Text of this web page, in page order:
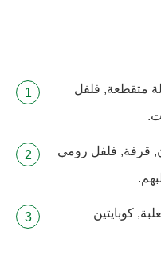
متقطعة, فلفل
قرفة, فلفل رومي
كوبايتين